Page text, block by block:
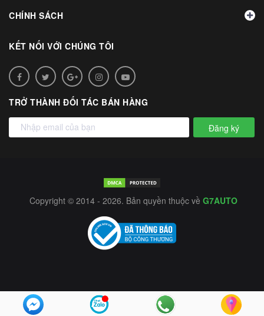
CHÍNH SÁCH
KẾT NỐI VỚI CHÚNG TÔI
TRỞ THÀNH ĐỐI TÁC BÁN HÀNG
Đăng ký
Copyright © 2014 - 2026. Bản quyền thuộc về G7AUTO